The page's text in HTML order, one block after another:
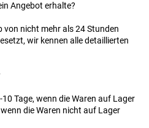
Angebot erhalte?
von nicht mehr als 24 Stunden
wir kennen alle detaillierten
Tage, wenn die Waren auf Lager
die Waren nicht auf Lager